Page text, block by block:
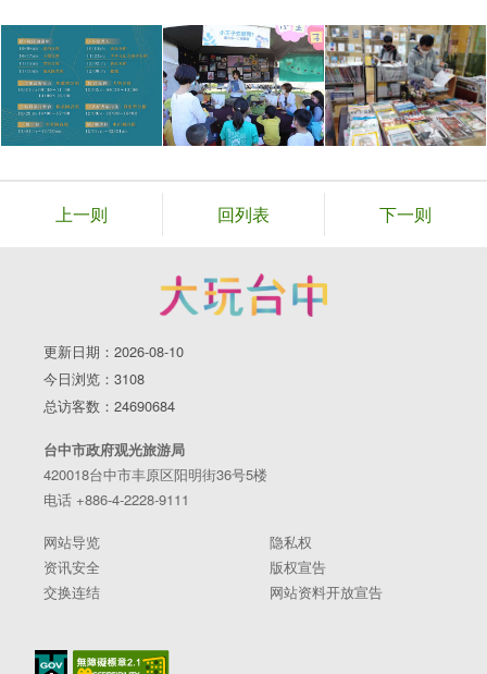
上一则 回列表 下一则
更新日期：2026-08-10
今日浏览：3108
总访客数：24690684
台中市政府观光旅游局
420018台中市丰原区阳明街36号5楼
电话 +886-4-2228-9111
网站导览
隐私权
资讯安全
版权宣告
交换连结
网站资料开放宣告